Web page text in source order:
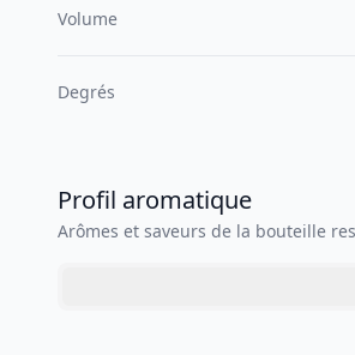
Volume
Degrés
Profil aromatique
Arômes et saveurs de la bouteille